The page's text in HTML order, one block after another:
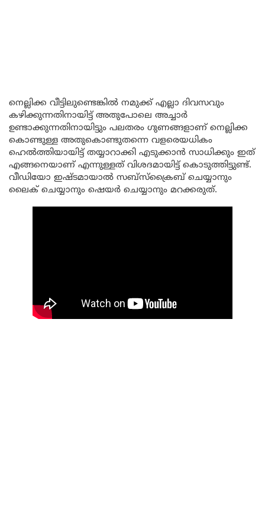
നെല്ലിക്ക വീട്ടിലുണ്ടെങ്കിൽ നമുക്ക് എല്ലാ ദിവസവും
കഴിക്കുന്നതിനായിട്ട് അതുപോലെ അച്ചാർ
ഉണ്ടാക്കുന്നതിനായിട്ടും പലതരം ഗുണങ്ങളാണ് നെല്ലിക്ക
കൊണ്ടുള്ള അതുകൊണ്ടുതന്നെ വളരെയധികം
ഹെൽത്തിയായിട്ട് തയ്യാറാക്കി എടുക്കാൻ സാധിക്കും ഇത്
എങ്ങനെയാണ് എന്നുള്ളത് വിശദമായിട്ട് കൊടുത്തിട്ടുണ്ട്.
വീഡിയോ ഇഷ്ടമായാൽ സബ്സ്ക്രൈബ് ചെയ്യാനും
ലൈക് ചെയ്യാനും ഷെയർ ചെയ്യാനും മറക്കരുത്.